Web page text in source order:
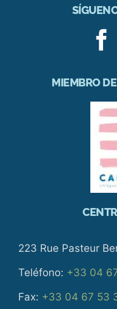
MIEMBRO
223 Rue Pasteur
Teléfono: +33 04
Fax: +33 04 67 53